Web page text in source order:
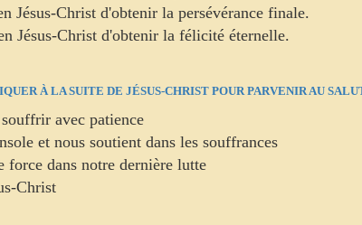
Jésus-Christ d'obtenir la persévérance finale.
Jésus-Christ d'obtenir la félicité éternelle.
À LA SUITE DE JÉSUS-CHRIST POUR PARVENIR AU
avec patience
et nous soutient dans les souffrances
dans notre dernière lutte
Christ